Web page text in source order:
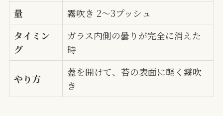
量
霧吹き 2〜3プッシュ
タイミン
グ
ガラス内側の曇りが完全に消えた
時
やり方
蓋を開けて、苔の表面に軽く霧吹
き